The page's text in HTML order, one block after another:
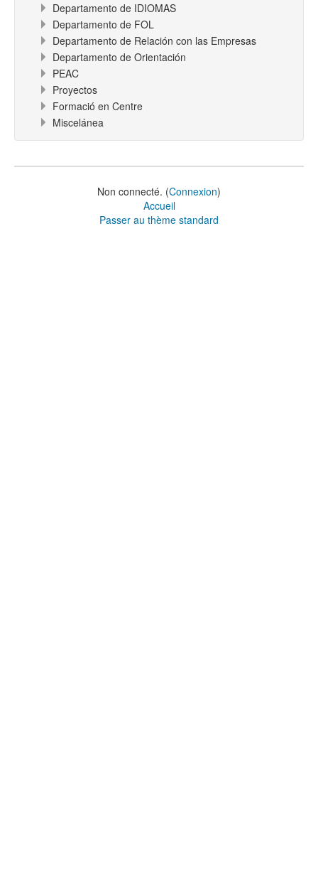
Departamento de IDIOMAS
Departamento de FOL
Departamento de Relación con las Empresas
Departamento de Orientación
PEAC
Proyectos
Formació en Centre
Miscelánea
Non connecté. (Connexion)
Accueil
Passer au thème standard